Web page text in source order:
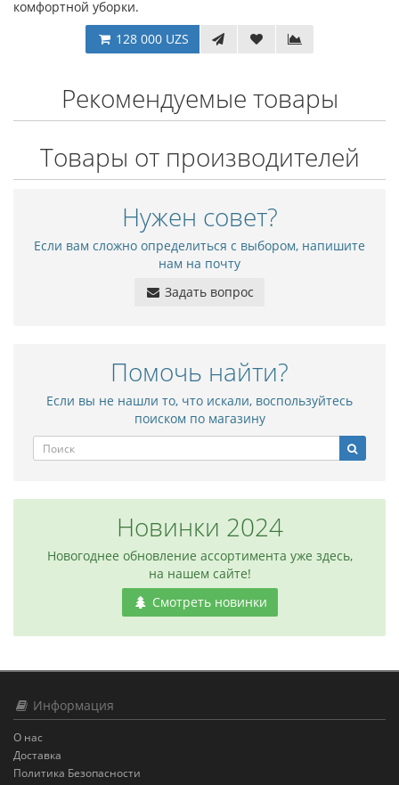
комфортной уборки.
128 000 UZS
Рекомендуемые товары
Товары от производителей
Нужен совет?
Если вам сложно определиться с выбором, напишите
нам на почту
Задать вопрос
Помочь найти?
Если вы не нашли то, что искали, воспользуйтесь
поиском по магазину
Новинки 2024
Новогоднее обновление ассортимента уже здесь,
на нашем сайте!
Смотреть новинки
Информация
О нас
Доставка
Политика Безопасности